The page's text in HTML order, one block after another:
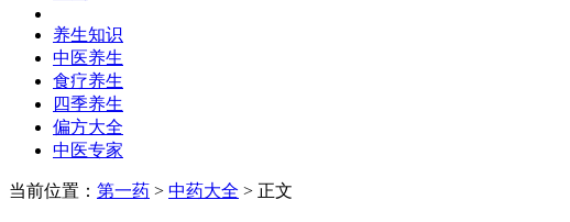
养生知识
中医养生
食疗养生
四季养生
偏方大全
中医专家
当前位置： 第一药 > 中药大全 > 正文